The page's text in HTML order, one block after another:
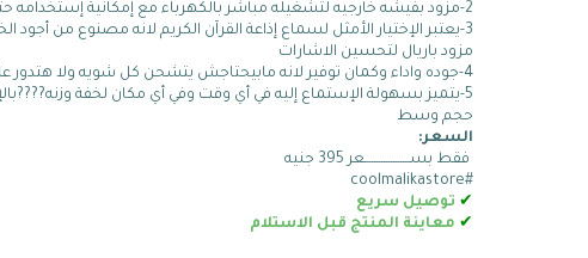
2-مزود بفيشه خارجيه لتشغيله مباشر بالكهرباء مع إمكانية إستخدامه حتي أثناء إنقطاع الكهرباء لأنه يعمل بالكهرباء او ?? عن طريق الحجارة
3-يعتبر الإختيار الأمثل لسماع إذاعة القرآن الكريم لانه مصنوع من أجود الخامات التي تتضمن لك إشارة قوية جداً
مزود باريال لتحسين الاشارات
4-جوده واداء وكمان توفير لانه مابيحتاجش يتشحن كل شويه ولا هتدور علي بطاريات ليه
5-يتميز بسهولة الإستماع إليه في أي وقت وفي أي مكان لخفة وزنه????بالإضافة إنه مزود بمقبض علوي يتيح لك إحضار الراديو
حجم وسط
السعر:
فقط بســـــــــــــــــــعر 395 جنيه
#coolmalikastore
✔ توصيل سريع
✔ معاينة المنتج قبل الاستلام